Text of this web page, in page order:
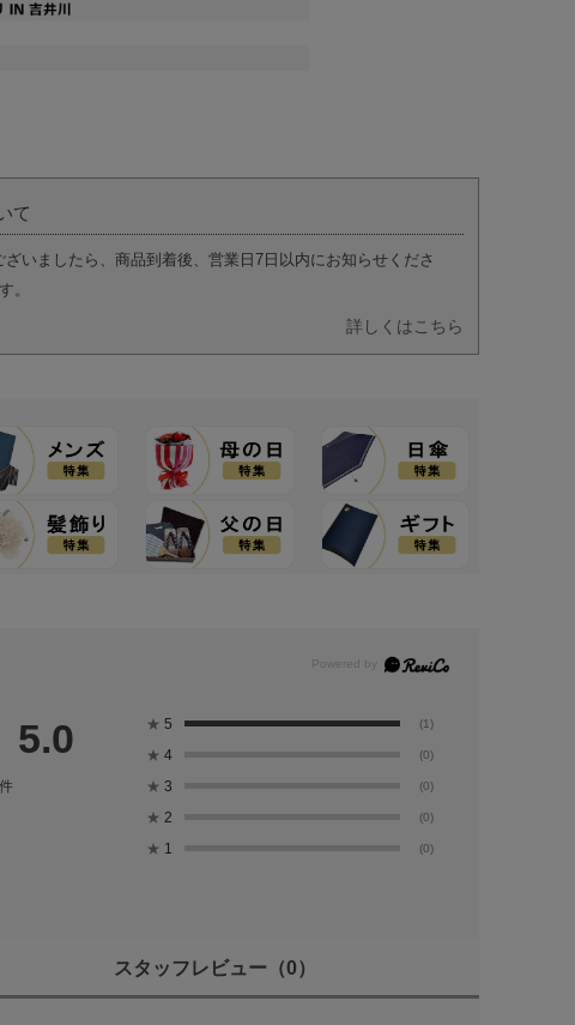
て
いましたら、商品到着後、営業日7日以内にお知らせくださ
。
詳しくはこちら
5.0
件
★ 5 (1)
★ 4 (0)
★ 3 (0)
★ 2 (0)
★ 1 (0)
スタッフレビュー （0）